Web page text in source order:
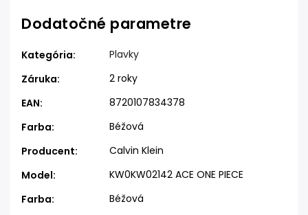
Dodatočné parametre
Kategória:
Plavky
Záruka:
2 roky
EAN:
8720107834378
Farba:
Béžová
Producent:
Calvin Klein
Model:
KW0KW02142 ACE ONE PIECE
Farba:
Béžová